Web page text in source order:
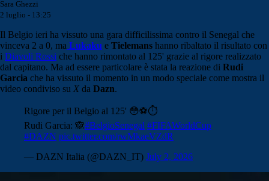
Sara Ghezzi
2 luglio - 13:25
Il Belgio ieri ha vissuto una gara difficilissima contro il Senegal che
vinceva 2 a 0, ma Lukaku e Tielemans hanno ribaltato il risultato con
i Diavoli Rossi che hanno rimontato al 125' grazie al rigore realizzato
dal capitano. Ma ad essere particolare è stata la reazione di Rudi
Garcia che ha vissuto il momento in un modo speciale come mostra il
video condiviso su X da Dazn.
Rigore per il Belgio al 125' 😳⚽⏱️
Rudi Garcia: 🙈#BelgioSenegal #FIFAWorldCup
#DAZN pic.twitter.com/rwMkaeVZdR
— DAZN Italia (@DAZN_IT) July 2, 2026